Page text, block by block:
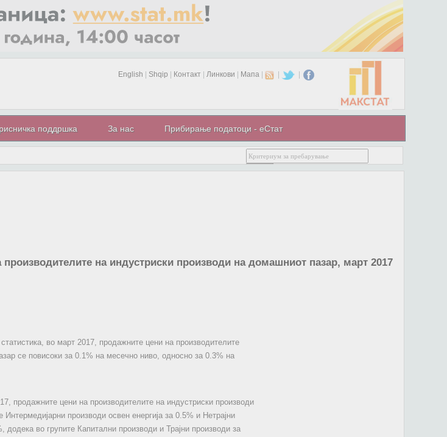
English Shqip Контакт Линкови Мапа| | |
поддршка За нас Прибирање податоци - еСтат
на индустриски производи на домашниот пазар, март 2017
во март 2017, продажните цени на производителите
се повисоки за 0.1% на месечно ниво, односно за 0.3% на
продажните цени на производителите на индустриски производи
производи освен енергија за 0.5% и Нетрајни
во групите Капитални производи и Трајни производи за